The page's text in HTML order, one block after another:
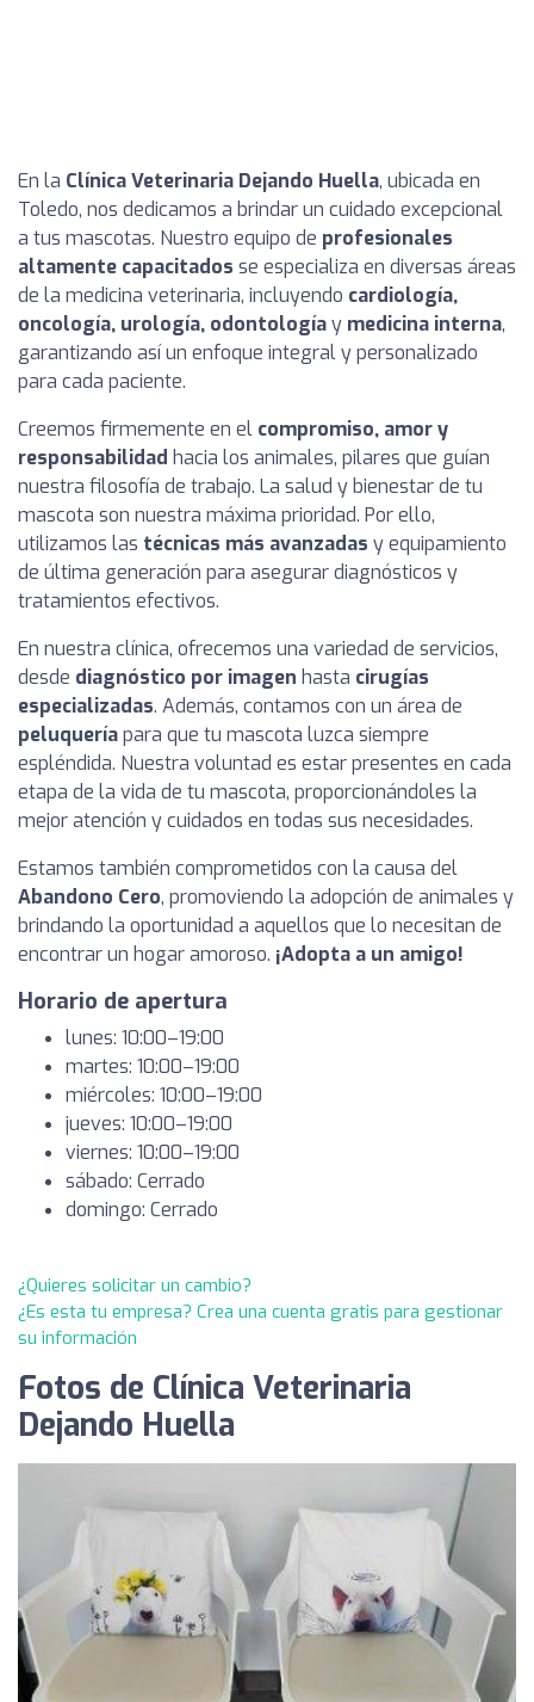
En la Clínica Veterinaria Dejando Huella, ubicada en
Toledo, nos dedicamos a brindar un cuidado excepcional
a tus mascotas. Nuestro equipo de profesionales
altamente capacitados se especializa en diversas áreas
de la medicina veterinaria, incluyendo cardiología,
oncología, urología, odontologíay medicina interna,
garantizando así un enfoque integral y personalizado
para cada paciente.
Creemos firmemente en el compromiso, amor y
responsabilidad hacia los animales, pilares que guían
nuestra filosofía de trabajo. La salud y bienestar de tu
mascota son nuestra máxima prioridad. Por ello,
utilizamos las técnicas más avanzadas y equipamiento
de última generación para asegurar diagnósticos y
tratamientos efectivos.
En nuestra clínica, ofrecemos una variedad de servicios,
desde diagnóstico por imagen hasta cirugías
especializadas. Además, contamos con un área de
peluqueríapara que tu mascota luzca siempre
espléndida. Nuestra voluntad es estar presentes en cada
etapa de la vida de tu mascota, proporcionándoles la
mejor atención y cuidados en todas sus necesidades.
Estamos también comprometidos con la causa del
Abandono Cero, promoviendo la adopción de animales y
brindando la oportunidad a aquellos que lo necesitan de
encontrar un hogar amoroso. ¡Adopta a un amigo!
Horario de apertura
lunes: 10:00–19:00
martes: 10:00–19:00
miércoles: 10:00–19:00
jueves: 10:00–19:00
viernes: 10:00–19:00
sábado: Cerrado
domingo: Cerrado
¿Quieres solicitar un cambio?
¿Es esta tu empresa? Crea una cuenta gratis para gestionar
su información
Fotos de Clínica Veterinaria
Dejando Huella